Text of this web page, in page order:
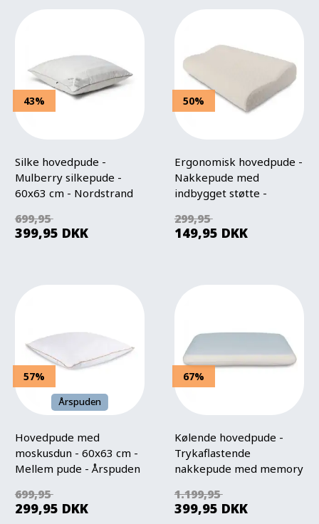
43%
Silke hovedpude -
Mulberry silkepude -
60x63 cm - Nordstrand
699,95
399,95 DKK
50%
Ergonomisk hovedpude -
Nakkepude med
indbygget støtte -
299,95
149,95 DKK
Årspuden
57%
Hovedpude med
moskusdun - 60x63 cm -
Mellem pude - Årspuden
Living
699,95
299,95 DKK
67%
Kølende hovedpude -
Trykaflastende
nakkepude med memory
1.199,95
399,95 DKK